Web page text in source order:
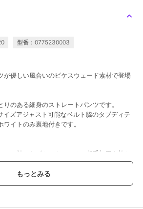
型番：0775230003
が優しい風合いのピケスウェード素材で登場
りのある細身のストレートパンツです。
ズアジャスト可能なベルト脇のタブディテ
イトのみ裏地付きです。
ンの効いたピケストレッチに起毛加工を施し
スウェードを使用しています。
】